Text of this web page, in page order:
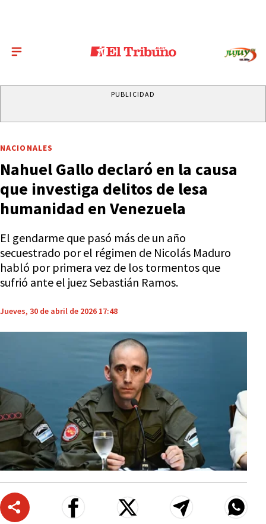
PUBLICIDAD
NACIONALES
Nahuel Gallo declaró en la causa
que investiga delitos de lesa
humanidad en Venezuela
El gendarme que pasó más de un año
secuestrado por el régimen de Nicolás Maduro
habló por primera vez de los tormentos que
sufrió ante el juez Sebastián Ramos.
Jueves, 30 de abril de 2026 17:48